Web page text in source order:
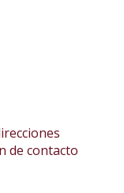
de contacto